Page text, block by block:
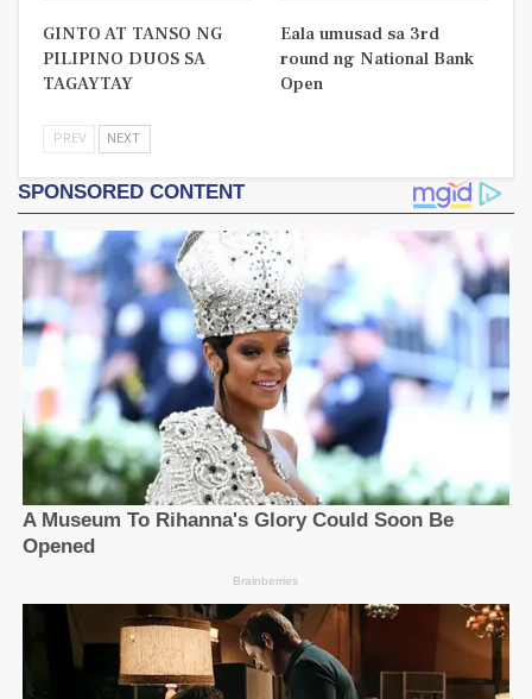
GINTO AT TANSO NG
PILIPINO DUOS SA
TAGAYTAY
Eala umusad sa 3rd
round ng National Bank
Open
PREV NEXT